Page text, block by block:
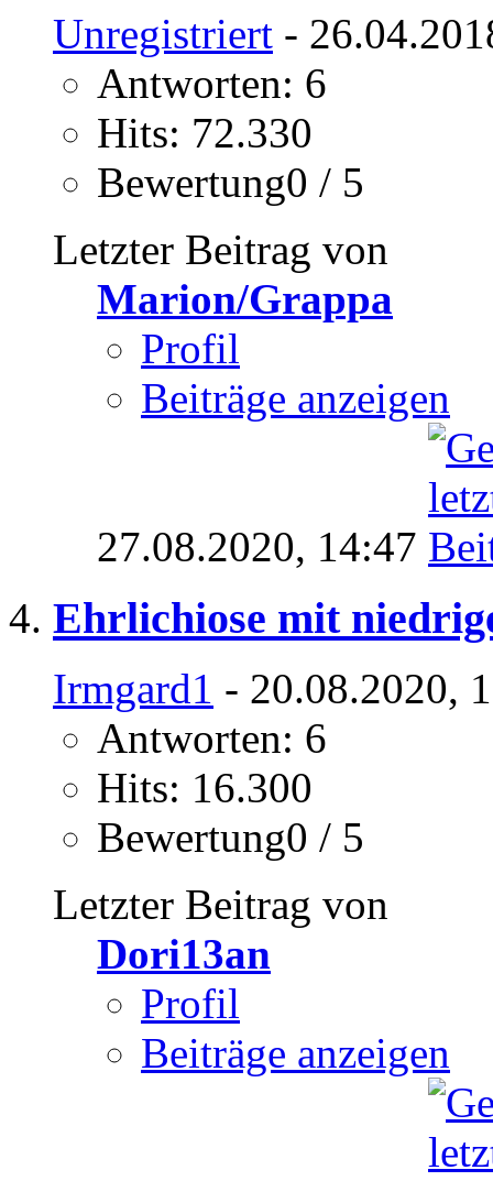
Unregistriert -
Antworten: 6
Hits: 72.330
Bewertung0 / 5
Letzter Beitrag von
Marion/Grappa
Profil
Beiträge anzeigen
27.08.2020, 14:47
Ehrlichiose mit
Irmgard1 - 20.08.2020,
Antworten: 6
Hits: 16.300
Bewertung0 / 5
Letzter Beitrag von
Dori13an
Profil
Beiträge anzeigen